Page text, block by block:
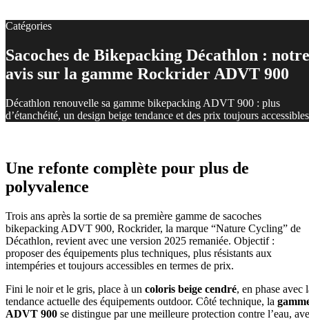
Catégories
Sacoches de Bikepacking Décathlon : notre
avis sur la gamme Rockrider ADVT 900
Décathlon renouvelle sa gamme bikepacking ADVT 900 : plus
d’étanchéité, un design beige tendance et des prix toujours
Une refonte complète pour plus de
polyvalence
Trois ans après la sortie de sa première gamme de sacoches
bikepacking ADVT 900, Rockrider, la marque “Nature Cycling” de
Décathlon, revient avec une version 2025 remaniée. Objectif :
proposer des équipements plus techniques, plus résistants aux
intempéries et toujours accessibles en termes de prix.
Fini le noir et le gris, place à un coloris beige cendré, en phase avec
tendance actuelle des équipements outdoor. Côté technique, la
ADVT 900 se distingue par une meilleure protection contre l’eau,